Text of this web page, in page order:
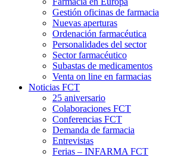
Gestión oficinas de farmacia
Nuevas aperturas
Ordenación farmacéutica
Personalidades del sector
Sector farmacéutico
Subastas de medicamentos
Venta on line en farmacias
Noticias FCT
25 aniversario
Colaboraciones FCT
Conferencias FCT
Demanda de farmacia
Entrevistas
Ferias – INFARMA FCT